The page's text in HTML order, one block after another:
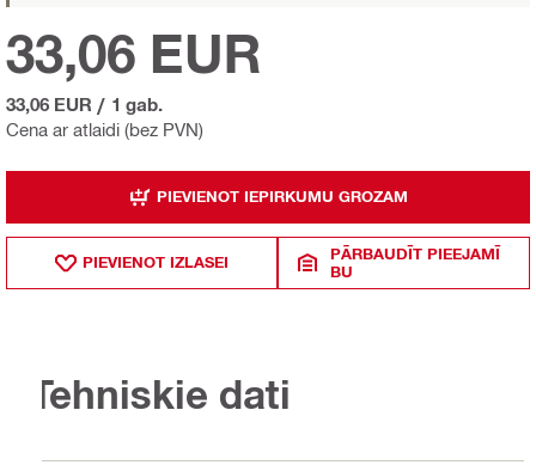
Cena ar atlaidi (bez PVN)
33,06 EUR
33,06 EUR / 1 gab.
PIEVIENOT IEPIRKUMU GROZAM
PIEVIENOT IZLASEI
PĀRBAUDĪT PIEEJAMĪ
BU
Tehniskie dati